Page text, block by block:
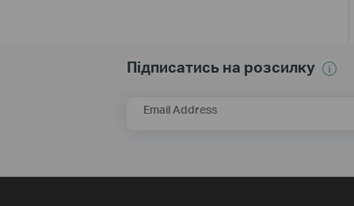
Підписатись на розсилку
Email Address